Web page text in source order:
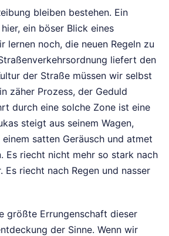
bleiben bestehen. Ein
ein böser Blick eines
lernen noch, die neuen Regeln zu
liefert den
der Straße müssen wir selbst
zäher Prozess, der Geduld
durch eine solche Zone ist eine
steigt aus seinem Wagen,
satten Geräusch und atmet
Es riecht nicht mehr so stark nach
Es riecht nach Regen und nasser
größte Errungenschaft dieser
der Sinne. Wenn wir